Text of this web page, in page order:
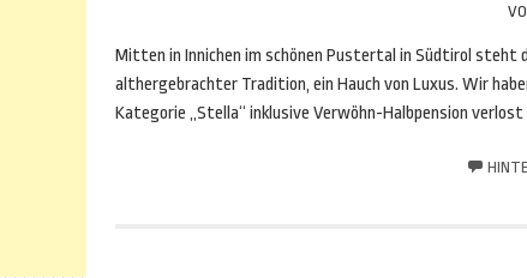
Mitten in Innichen im schönen Pustertal in Südtirol
althergebrachter Tradition, ein Hauch von Luxus. Wir
Kategorie „Stella“ inklusive Verwöhn-Halbpension